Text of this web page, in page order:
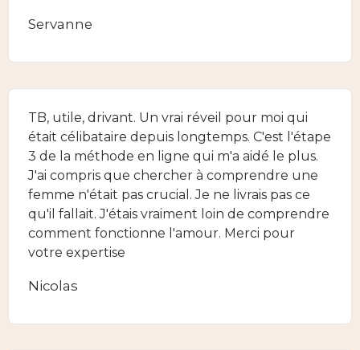
Servanne
TB, utile, drivant. Un vrai réveil pour moi qui
était célibataire depuis longtemps. C'est l'étape
3 de la méthode en ligne qui m'a aidé le plus.
J'ai compris que chercher à comprendre une
femme n'était pas crucial. Je ne livrais pas ce
qu'il fallait. J'étais vraiment loin de comprendre
comment fonctionne l'amour. Merci pour
votre expertise
Nicolas